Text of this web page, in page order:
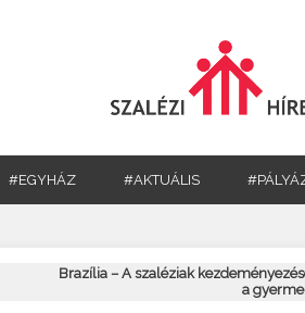
#EGYHÁZ #AKTUÁLIS
Brazília – A szaléziak
a